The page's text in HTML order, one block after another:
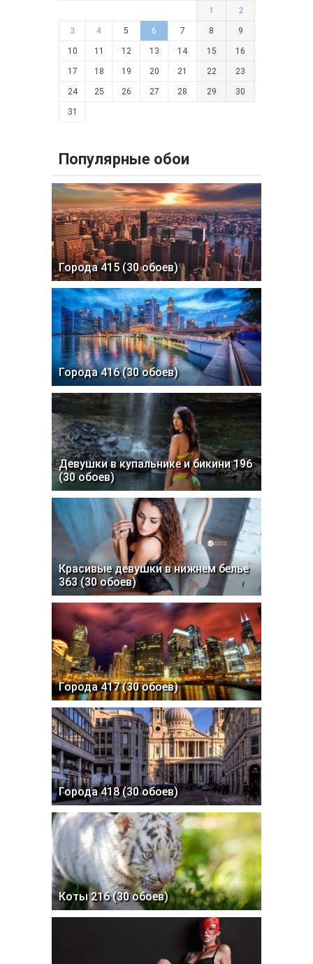
1 2
3 4 5 6 7 8 9
10 11 12 13 14 15 16
17 18 19 20 21 22 23
24 25 26 27 28 29 30
31
Популярные обои
Города 415 (30 обоев)
Города 416 (30 обоев)
Девушки в купальнике и бикини 196
(30 обоев)
Красивые девушки в нижнем белье
363 (30 обоев)
Города 417 (30 обоев)
Города 418 (30 обоев)
Коты 216 (30 обоев)